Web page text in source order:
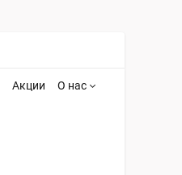
Акции О нас